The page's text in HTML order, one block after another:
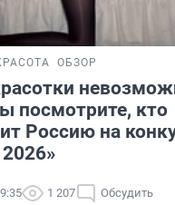
ОБЗОР
посмотрите, кто
Россию на
1 207 Обсудить